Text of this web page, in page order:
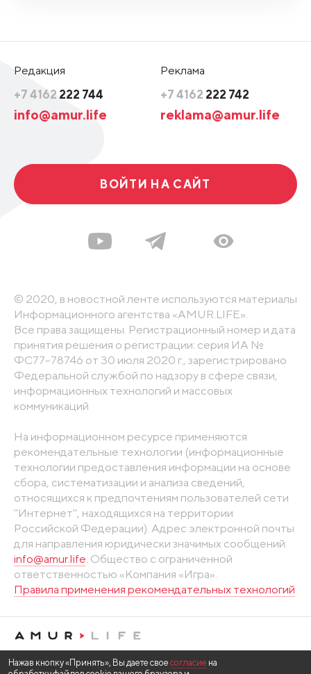
Редакция
+7 4162 222 744
info@amur.life
Реклама
+7 4162 222 742
reklama@amur.life
ВОЙТИ НА САЙТ
© 2020, в новостной ленте используются материалы
Информационного агентства «AMUR.LIFE».
Все права защищены. Регистрационный номер и дата
принятия решения о регистрации: серия ИА №
ФС77-78746 от 30 июля 2020 г., зарегистрировано
Федеральной службой по надзору в сфере связи,
информационных технологий и массовых
коммуникаций
На информационном ресурсе применяются
рекомендательные технологии (информационные
технологии предоставления информации на основе
сбора, систематизации и анализа сведений,
относящихся к предпочтениям пользователей сети
"Интернет", находящихся на территории
Российской Федерации). Адрес электронной почты
для направления юридически значимых сообщений:
info@amur.life. Общество с ограниченной
ответственностью «Компания «Игра».
Правила применения рекомендательных технологий
Нажав кнопку «Принять», Вы даете свое согласие на